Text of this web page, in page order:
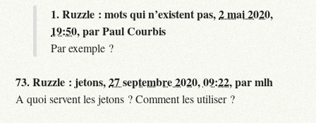
1.Ruzzle : mots qui n’existent pas,2 mai 2020,
19:50,parPaul Courbis
Par exemple ?
73.Ruzzle : jetons,27 septembre 2020, 09:22,parmlh
A quoi servent les jetons ? Comment les utiliser ?